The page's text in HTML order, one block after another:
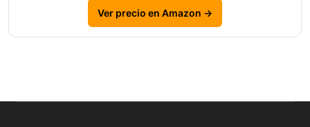
Ver precio en Amazon →